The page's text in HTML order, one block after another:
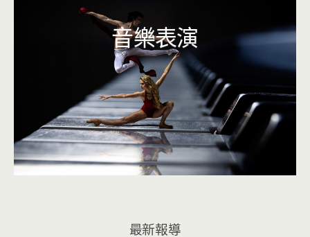
音樂表演
最新報導